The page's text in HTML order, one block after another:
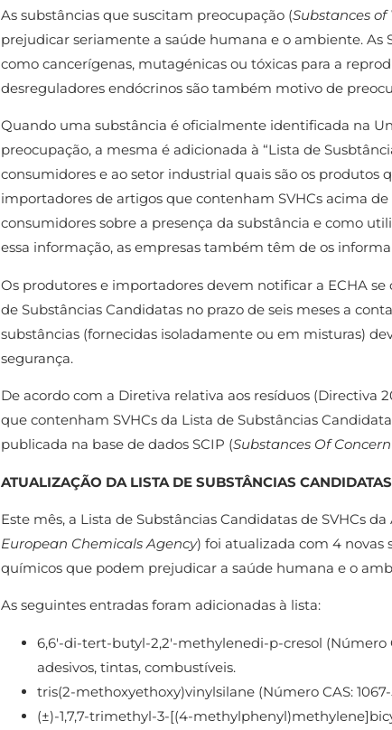
As substâncias que suscitam preocupação (Substances of
prejudicar seriamente a saúde humana e o ambiente. As
como cancerígenas, mutagénicas ou tóxicas para a
desreguladores endócrinos são também motivo de
Quando uma substância é oficialmente identificada na
preocupação, a mesma é adicionada à “Lista de
consumidores e ao setor industrial quais são os produtos
importadores de artigos que contenham SVHCs acima
consumidores sobre a presença da substância e como
essa informação, as empresas também têm de os
Os produtores e importadores devem notificar a ECHA
de Substâncias Candidatas no prazo de seis meses a
substâncias (fornecidas isoladamente ou em misturas)
segurança.
De acordo com a Diretiva relativa aos resíduos (Directiva
que contenham SVHCs da Lista de Substâncias
publicada na base de dados SCIP (Substances Of
ATUALIZAÇÃO DA LISTA DE SUBSTÂNCIAS CANDIDATAS
Este mês, a Lista de Substâncias Candidatas de SVHCs
European Chemicals Agency) foi atualizada com 4 novas
químicos que podem prejudicar a saúde humana e o
As seguintes entradas foram adicionadas à lista:
6,6′-di-tert-butyl-2,2′-methylenedi-p-cresol (Número
adesivos, tintas, combustíveis.
tris(2-methoxyethoxy)vinylsilane (Número CAS:
(±)-1,7,7-trimethyl-3-[(4-